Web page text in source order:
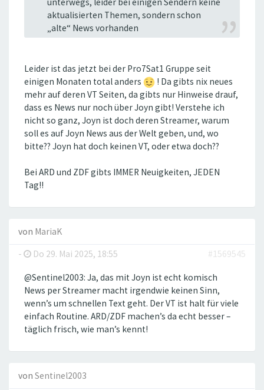
aktualisierten Themen, sondern schon
„alte“ News vorhanden
Leider ist das jetzt bei der Pro7Sat1 Gruppe seit
einigen Monaten total anders
! Da gibts nix neues
mehr auf deren VT Seiten, da gibts nur Hinweise drauf,
dass es News nur noch über Joyn gibt! Verstehe ich
nicht so ganz, Joyn ist doch deren Streamer, warum
soll es auf Joyn News aus der Welt geben, und, wo
bitte?? Joyn hat doch keinen VT, oder etwa doch??
Bei ARD und ZDF gibts IMMER Neuigkeiten, JEDEN
Tag!!
von MariaK
-
Do 29. Mai 2025, 18:55 #1569545
@Sentinel2003: Ja, das mit Joyn ist echt komisch
News per Streamer macht irgendwie keinen Sinn,
wenn’s um schnellen Text geht. Der VT ist halt für viele
einfach Routine. ARD/ZDF machen’s da echt besser –
täglich frisch, wie man’s kennt!
von Sentinel2003